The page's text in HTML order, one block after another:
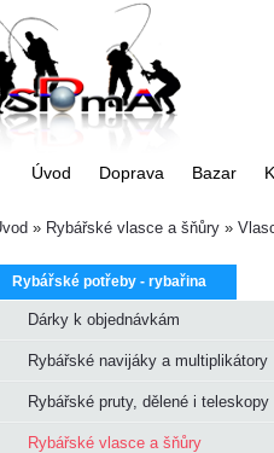
Úvod Doprava Bazar
» Rybářské vlasce a šňůry »
Rybářské potřeby - rybařina
Dárky k objednávkám
Rybářské navijáky a multiplikátory
Rybářské pruty, dělené i teleskopy
Rybářské vlasce a šňůry